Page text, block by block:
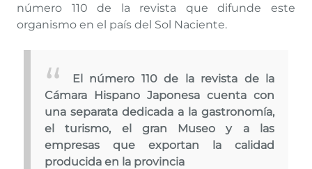
número 110 de la revista que difunde este
organismo en el país del Sol Naciente.
El número 110 de la revista de la
Cámara Hispano Japonesa cuenta con
una separata dedicada a la gastronomía,
el turismo, el gran Museo y a las
empresas que exportan la calidad
producida en la provincia